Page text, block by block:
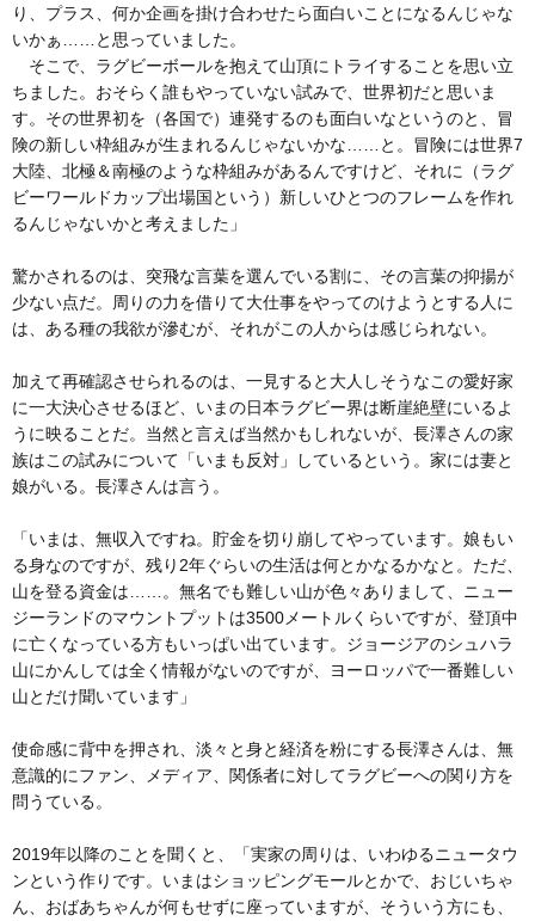
り、プラス、何か企画を掛け合わせたら面白いことになるんじゃな
いかぁ……と思っていました。
そこで、ラグビーボールを抱えて山頂にトライすることを思い立
ちました。おそらく誰もやっていない試みで、世界初だと思いま
す。その世界初を（各国で）連発するのも面白いなというのと、冒
険の新しい枠組みが生まれるんじゃないかな……と。冒険には世界7
大陸、北極＆南極のような枠組みがあるんですけど、それに（ラグ
ビーワールドカップ出場国という）新しいひとつのフレームを作れ
るんじゃないかと考えました」
驚かされるのは、突飛な言葉を選んでいる割に、その言葉の抑揚が
少ない点だ。周りの力を借りて大仕事をやってのけようとする人に
は、ある種の我欲が滲むが、それがこの人からは感じられない。
加えて再確認させられるのは、一見すると大人しそうなこの愛好家
に一大決心させるほど、いまの日本ラグビー界は断崖絶壁にいるよ
うに映ることだ。当然と言えば当然かもしれないが、長澤さんの家
族はこの試みについて「いまも反対」しているという。家には妻と
娘がいる。長澤さんは言う。
「いまは、無収入ですね。貯金を切り崩してやっています。娘もい
る身なのですが、残り2年ぐらいの生活は何とかなるかなと。ただ、
山を登る資金は……。無名でも難しい山が色々ありまして、ニュー
ジーランドのマウントプットは3500メートルくらいですが、登頂中
に亡くなっている方もいっぱい出ています。ジョージアのシュハラ
山にかんしては全く情報がないのですが、ヨーロッパで一番難しい
山とだけ聞いています」
使命感に背中を押され、淡々と身と経済を粉にする長澤さんは、無
意識的にファン、メディア、関係者に対してラグビーへの関り方を
問うている。
2019年以降のことを聞くと、「実家の周りは、いわゆるニュータウ
ンという作りです。いまはショッピングモールとかで、おじいちゃ
ん、おばあちゃんが何もせずに座っていますが、そういう方にも、